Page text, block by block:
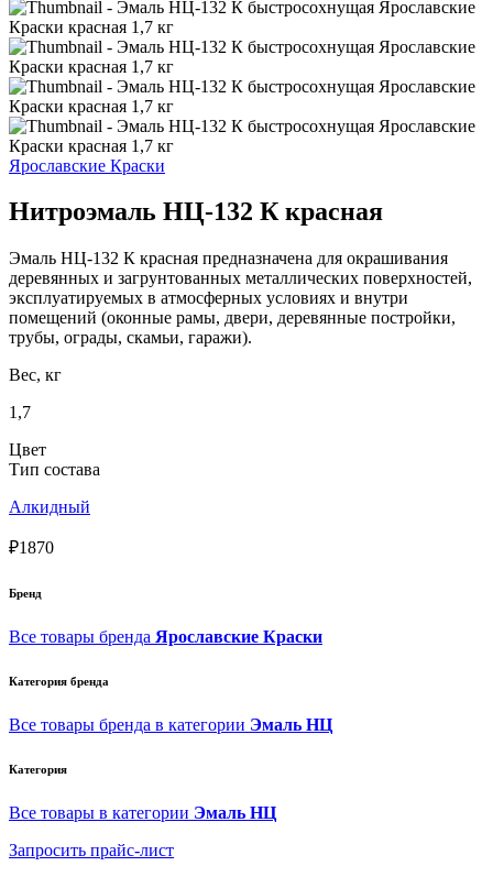
Ярославские Краски
Нитроэмаль НЦ-132 К красная
Эмаль НЦ-132 К красная предназначена для окрашивания
деревянных и загрунтованных металлических поверхностей,
эксплуатируемых в атмосферных условиях и внутри
помещений (оконные рамы, двери, деревянные постройки,
трубы, ограды, скамьи, гаражи).
Вес, кг
1,7
Цвет
Тип состава
Алкидный
₽1870
Бренд
Все товары бренда Ярославские Краски
Категория бренда
Все товары бренда в категории Эмаль НЦ
Категория
Все товары в категории Эмаль НЦ
Запросить прайс-лист